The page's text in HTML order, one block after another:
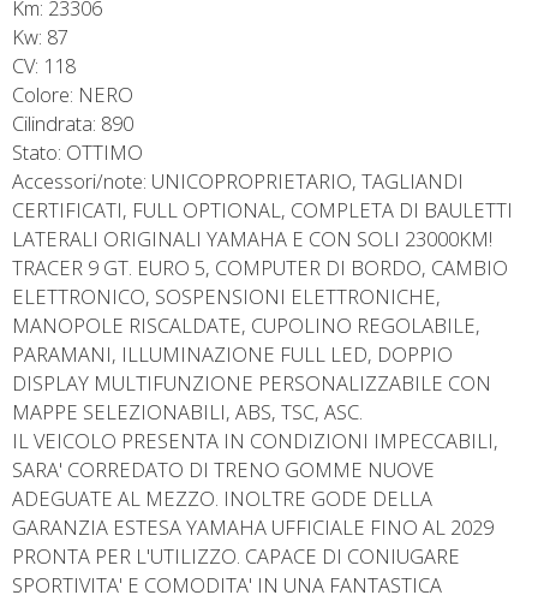
Km: 23306
Kw: 87
CV: 118
Colore: NERO
Cilindrata: 890
Stato: OTTIMO
Accessori/note: UNICOPROPRIETARIO, TAGLIANDI
CERTIFICATI, FULL OPTIONAL, COMPLETA DI BAULETTI
LATERALI ORIGINALI YAMAHA E CON SOLI 23000KM!
TRACER 9 GT. EURO 5, COMPUTER DI BORDO, CAMBIO
ELETTRONICO, SOSPENSIONI ELETTRONICHE,
MANOPOLE RISCALDATE, CUPOLINO REGOLABILE,
PARAMANI, ILLUMINAZIONE FULL LED, DOPPIO
DISPLAY MULTIFUNZIONE PERSONALIZZABILE CON
MAPPE SELEZIONABILI, ABS, TSC, ASC.
IL VEICOLO PRESENTA IN CONDIZIONI IMPECCABILI,
SARA' CORREDATO DI TRENO GOMME NUOVE
ADEGUATE AL MEZZO. INOLTRE GODE DELLA
GARANZIA ESTESA YAMAHA UFFICIALE FINO AL 2029
PRONTA PER L'UTILIZZO. CAPACE DI CONIUGARE
SPORTIVITA' E COMODITA' IN UNA FANTASTICA